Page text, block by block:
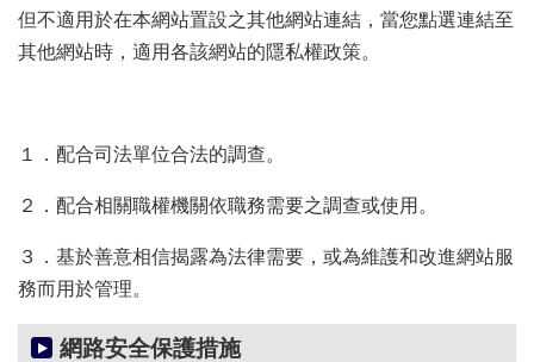
但不適用於在本網站置設之其他網站連結，當您點選連結至
其他網站時，適用各該網站的隱私權政策。
１．配合司法單位合法的調查。
２．配合相關職權機關依職務需要之調查或使用。
３．基於善意相信揭露為法律需要，或為維護和改進網站服
務而用於管理。
網路安全保護措施